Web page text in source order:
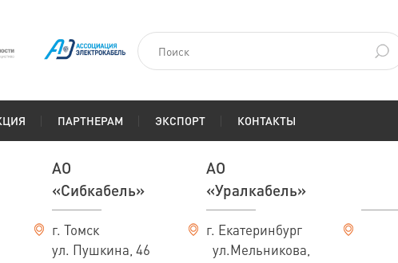
ПАРТНЕРАМ ЭКСПОРТ КОНТАКТЫ
АО
«Сибкабель»
г. Томск
ул. Пушкина, 46
АО
«Уралкабель»
г. Екатеринбург
ул.Мельникова,